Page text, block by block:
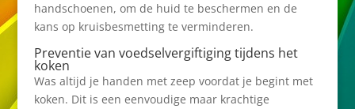
handschoenen, om de huid te beschermen en de
kans op kruisbesmetting te verminderen.
Preventie van voedselvergiftiging tijdens het
koken
Was altijd je handen met zeep voordat je begint met
koken. Dit is een eenvoudige maar krachtige